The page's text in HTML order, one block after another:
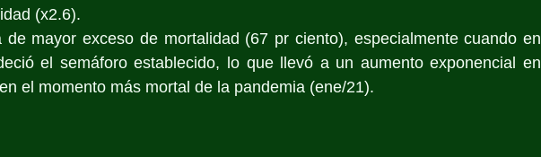
(x2.6).
mayor exceso de mortalidad (67 pr ciento), especialmente cuando en
el semáforo establecido, lo que llevó a un aumento exponencial en
el momento más mortal de la pandemia (ene/21).